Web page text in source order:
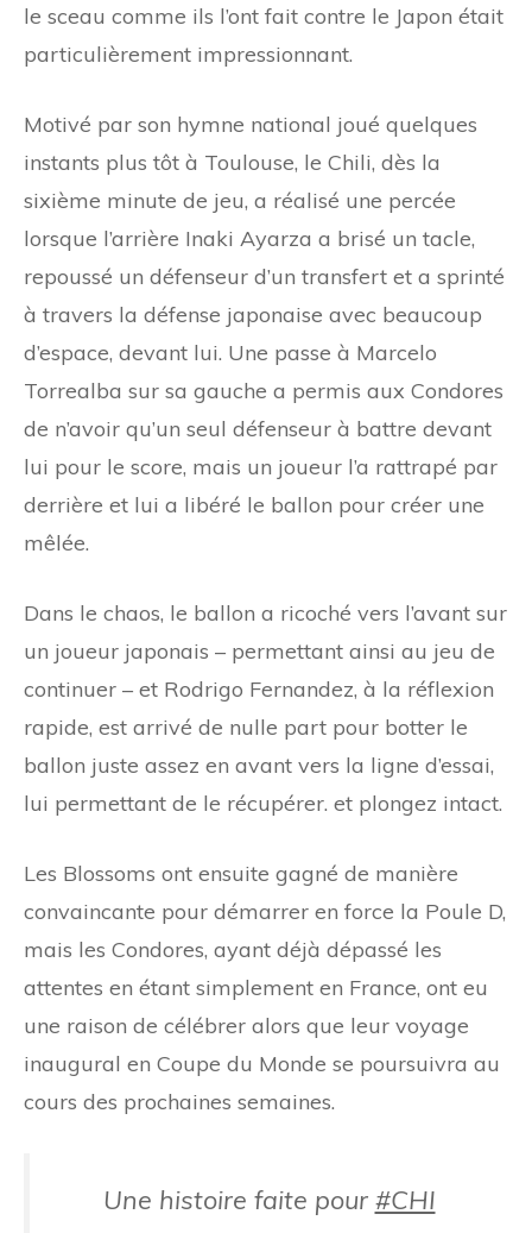
le sceau comme ils l’ont fait contre le Japon était
particulièrement impressionnant.
Motivé par son hymne national joué quelques
instants plus tôt à Toulouse, le Chili, dès la
sixième minute de jeu, a réalisé une percée
lorsque l’arrière Inaki Ayarza a brisé un tacle,
repoussé un défenseur d’un transfert et a sprinté
à travers la défense japonaise avec beaucoup
d’espace, devant lui. Une passe à Marcelo
Torrealba sur sa gauche a permis aux Condores
de n’avoir qu’un seul défenseur à battre devant
lui pour le score, mais un joueur l’a rattrapé par
derrière et lui a libéré le ballon pour créer une
mêlée.
Dans le chaos, le ballon a ricoché vers l’avant sur
un joueur japonais – permettant ainsi au jeu de
continuer – et Rodrigo Fernandez, à la réflexion
rapide, est arrivé de nulle part pour botter le
ballon juste assez en avant vers la ligne d’essai,
lui permettant de le récupérer. et plongez intact.
Les Blossoms ont ensuite gagné de manière
convaincante pour démarrer en force la Poule D,
mais les Condores, ayant déjà dépassé les
attentes en étant simplement en France, ont eu
une raison de célébrer alors que leur voyage
inaugural en Coupe du Monde se poursuivra au
cours des prochaines semaines.
Une histoire faite pour #CHI